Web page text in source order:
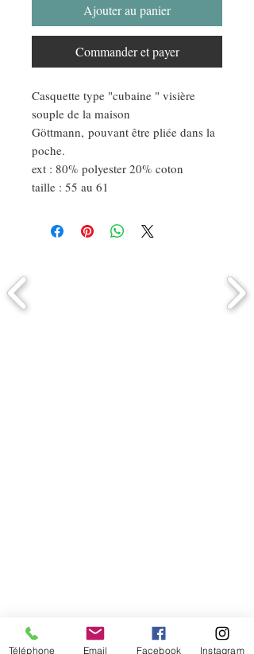
Ajouter au panier
Commander et payer
Casquette type "cubaine " visière
souple de la maison
Göttmann, pouvant être pliée dans la
poche.
ext : 80% polyester 20% coton
taille : 55 au 61
Téléphone Email Facebook Instagram